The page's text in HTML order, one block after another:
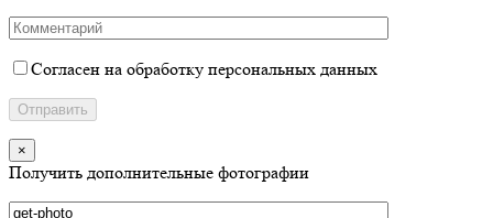
Согласен на обработку персональных данных
×
Получить дополнительные фотографии